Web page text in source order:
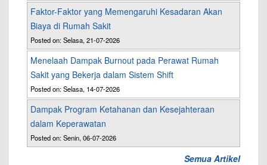
Faktor-Faktor yang Memengaruhi Kesadaran Akan
Biaya di Rumah Sakit
Posted on: Selasa, 21-07-2026
Menelaah Dampak Burnout pada Perawat Rumah
Sakit yang Bekerja dalam Sistem Shift
Posted on: Selasa, 14-07-2026
Dampak Program Ketahanan dan Kesejahteraan
dalam Keperawatan
Posted on: Senin, 06-07-2026
Semua Artikel